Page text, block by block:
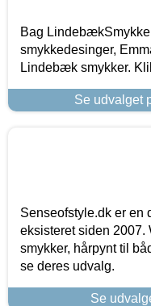
Bag
smykkedesinger,
Lindebæk smykker.
Se udvalget
Senseofstyle.dk er en
eksisteret siden 2007.
smykker, hårpynt til
se deres udvalg.
Se